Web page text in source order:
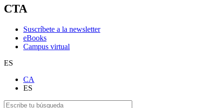
CTA
Suscríbete a la newsletter
eBooks
Campus virtual
ES
CA
ES